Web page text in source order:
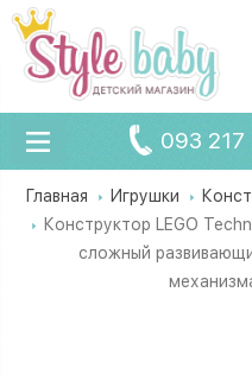
093 217
Главная Игрушки
Конструктор LEGO
сложный